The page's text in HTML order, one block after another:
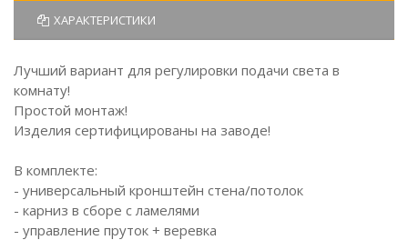
ХАРАКТЕРИСТИКИ
Лучший вариант для регулировки подачи света в
комнату!
Простой монтаж!
Изделия сертифицированы на заводе!
В комплекте:
- универсальный кронштейн стена/потолок
- карниз в сборе с ламелями
- управление пруток + веревка